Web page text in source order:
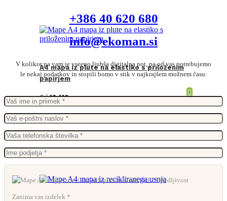
A4 mapa iz plute na elastiko s priloženim
papirjem
Od10,41€
+386 40 620 680
info@ekoman.si
V kolikor pa vam je vseeno ljubša digitalna pot, pa od vas potrebujemo
le nekaj podatkov in stopili bomo v stik v najkrajšem možnem času:
Zanima vas izdelek *